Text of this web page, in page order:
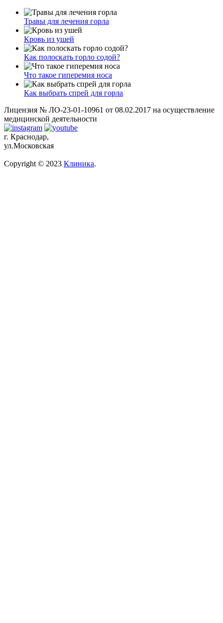
Травы для лечения горла
Кровь из ушей
Как полоскать горло содой?
Что такое гиперемия носа
Как выбрать спрей для горла
Лицензия № ЛО-23-01-10961 от 08.02.2017 на осуществление
медицинской деятельности
г. Краснодар,
ул.Московская
Copyright © 2023 Клиника.